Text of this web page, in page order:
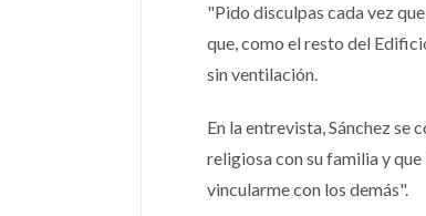
"Pido disculpas cada vez
que, como el resto del
sin ventilación.
En la entrevista, Sánchez
religiosa con su familia y
vincularme con los demás".